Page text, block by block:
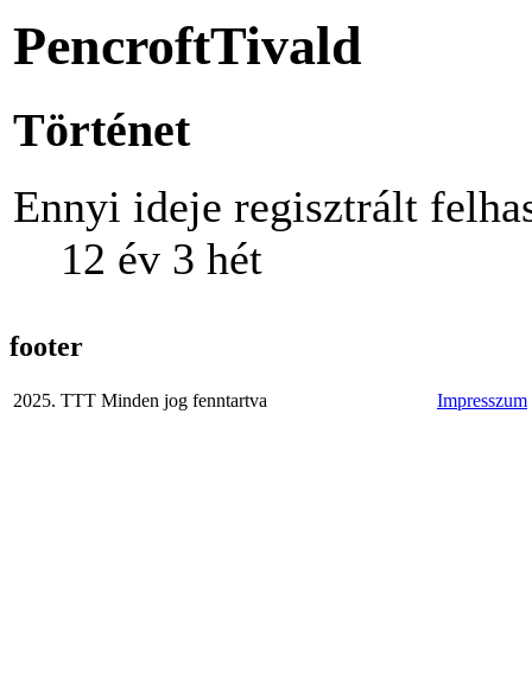
PencroftTivald
Történet
Ennyi ideje regisztrált
12 év 3 hét
footer
2025. TTT Minden jog fenntartva Impresszum